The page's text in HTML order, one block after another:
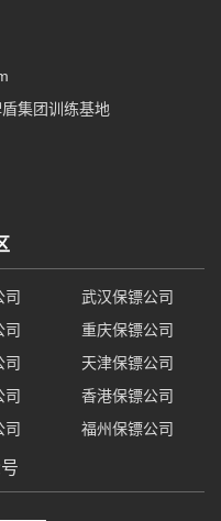
集团训练基地
司
武汉保镖公司
司
重庆保镖公司
司
天津保镖公司
司
香港保镖公司
司 福州保镖公司